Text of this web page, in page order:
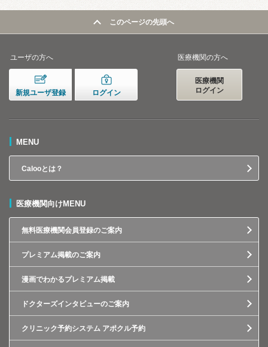
このページの先頭へ
ユーザの方へ
新規ユーザ登録 ログイン
医療機関の方へ
医療機関
ログイン
MENU
Calooとは？
医療機関向けMENU
無料医療機関会員登録のご案内
プレミアム掲載のご案内
漫画でわかるプレミアム掲載
ドクターズインタビューのご案内
クリニック予約システム アポクル予約